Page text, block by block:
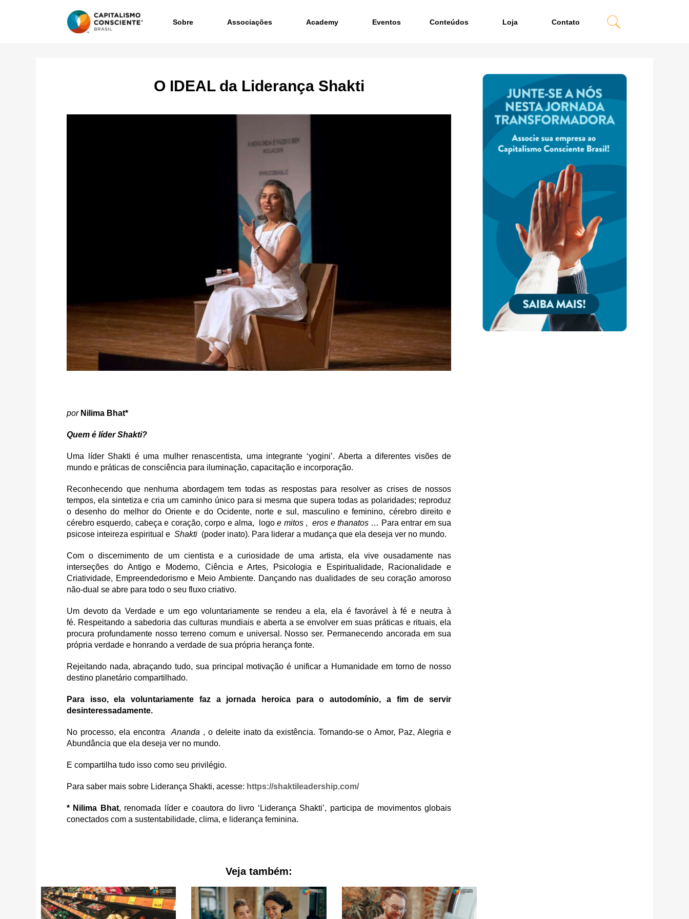
Sobre Associações Academy Eventos Conteúdos Loja Contato
O IDEAL da Liderança Shakti
por Nilima Bhat*
Quem é líder Shakti?
Uma líder Shakti é uma mulher renascentista, uma integrante ‘yogini’. Aberta a diferentes visões de
mundo e práticas de consciência para iluminação, capacitação e incorporação.
Reconhecendo que nenhuma abordagem tem todas as respostas para resolver as crises de nossos
tempos, ela sintetiza e cria um caminho único para si mesma que supera todas as polaridades; reproduz
o desenho do melhor do Oriente e do Ocidente, norte e sul, masculino e feminino, cérebro direito e
cérebro esquerdo, cabeça e coração, corpo e alma, logoe mitos,eros e thanatos… Para entrar em sua
psicose inteireza espiritual e Shakti (poder inato). Para liderar a mudança que ela deseja ver no mundo.
Com o discernimento de um cientista e a curiosidade de uma artista, ela vive ousadamente nas
interseções do Antigo e Moderno, Ciência e Artes, Psicologia e Espiritualidade, Racionalidade e
Criatividade, Empreendedorismo e Meio Ambiente. Dançando nas dualidades de seu coração amoroso
não-dual se abre para todo o seu fluxo criativo.
Um devoto da Verdade e um ego voluntariamente se rendeu a ela, ela é favorável à fé e neutra à
fé. Respeitando a sabedoria das culturas mundiais e aberta a se envolver em suas práticas e rituais, ela
procura profundamente nosso terreno comum e universal. Nosso ser. Permanecendo ancorada em sua
própria verdade e honrando a verdade de sua própria herança fonte.
Rejeitando nada, abraçando tudo, sua principal motivação é unificar a Humanidade em torno de nosso
destino planetário compartilhado.
Para isso, ela voluntariamente faz a jornada heroica para o autodomínio, a fim de servir
desinteressadamente.
No processo, ela encontra Ananda , o deleite inato da existência. Tornando-se o Amor, Paz, Alegria e
Abundância que ela deseja ver no mundo.
E compartilha tudo isso como seu privilégio.
Para saber mais sobre Liderança Shakti, acesse: https://shaktileadership.com/
* Nilima Bhat, renomada líder e coautora do livro ‘Liderança Shakti’, participa de movimentos globais
conectados com a sustentabilidade, clima, e liderança feminina.
Veja também: